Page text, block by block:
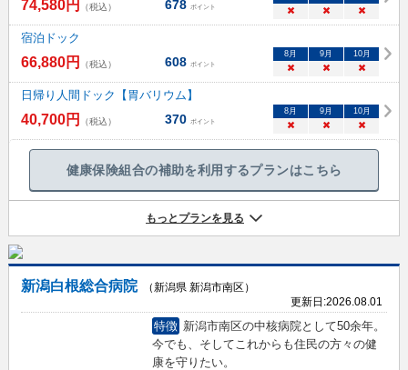
74,580円 （税込） 678 ポイント × × ×
宿泊ドック
66,880円 （税込） 608 ポイント
8月 9月 10月
× × ×
日帰り人間ドック【胃バリウム】
40,700円 （税込） 370 ポイント
8月 9月 10月
× × ×
健康保険組合の補助を利用するプランはこちら
もっとプランを見る
新潟白根総合病院
（新潟県 新潟市南区）
更新日:2026.08.01
特徴 新潟市南区の中核病院として50余年。
今でも、そしてこれからも住民の方々の健
康を守りたい。